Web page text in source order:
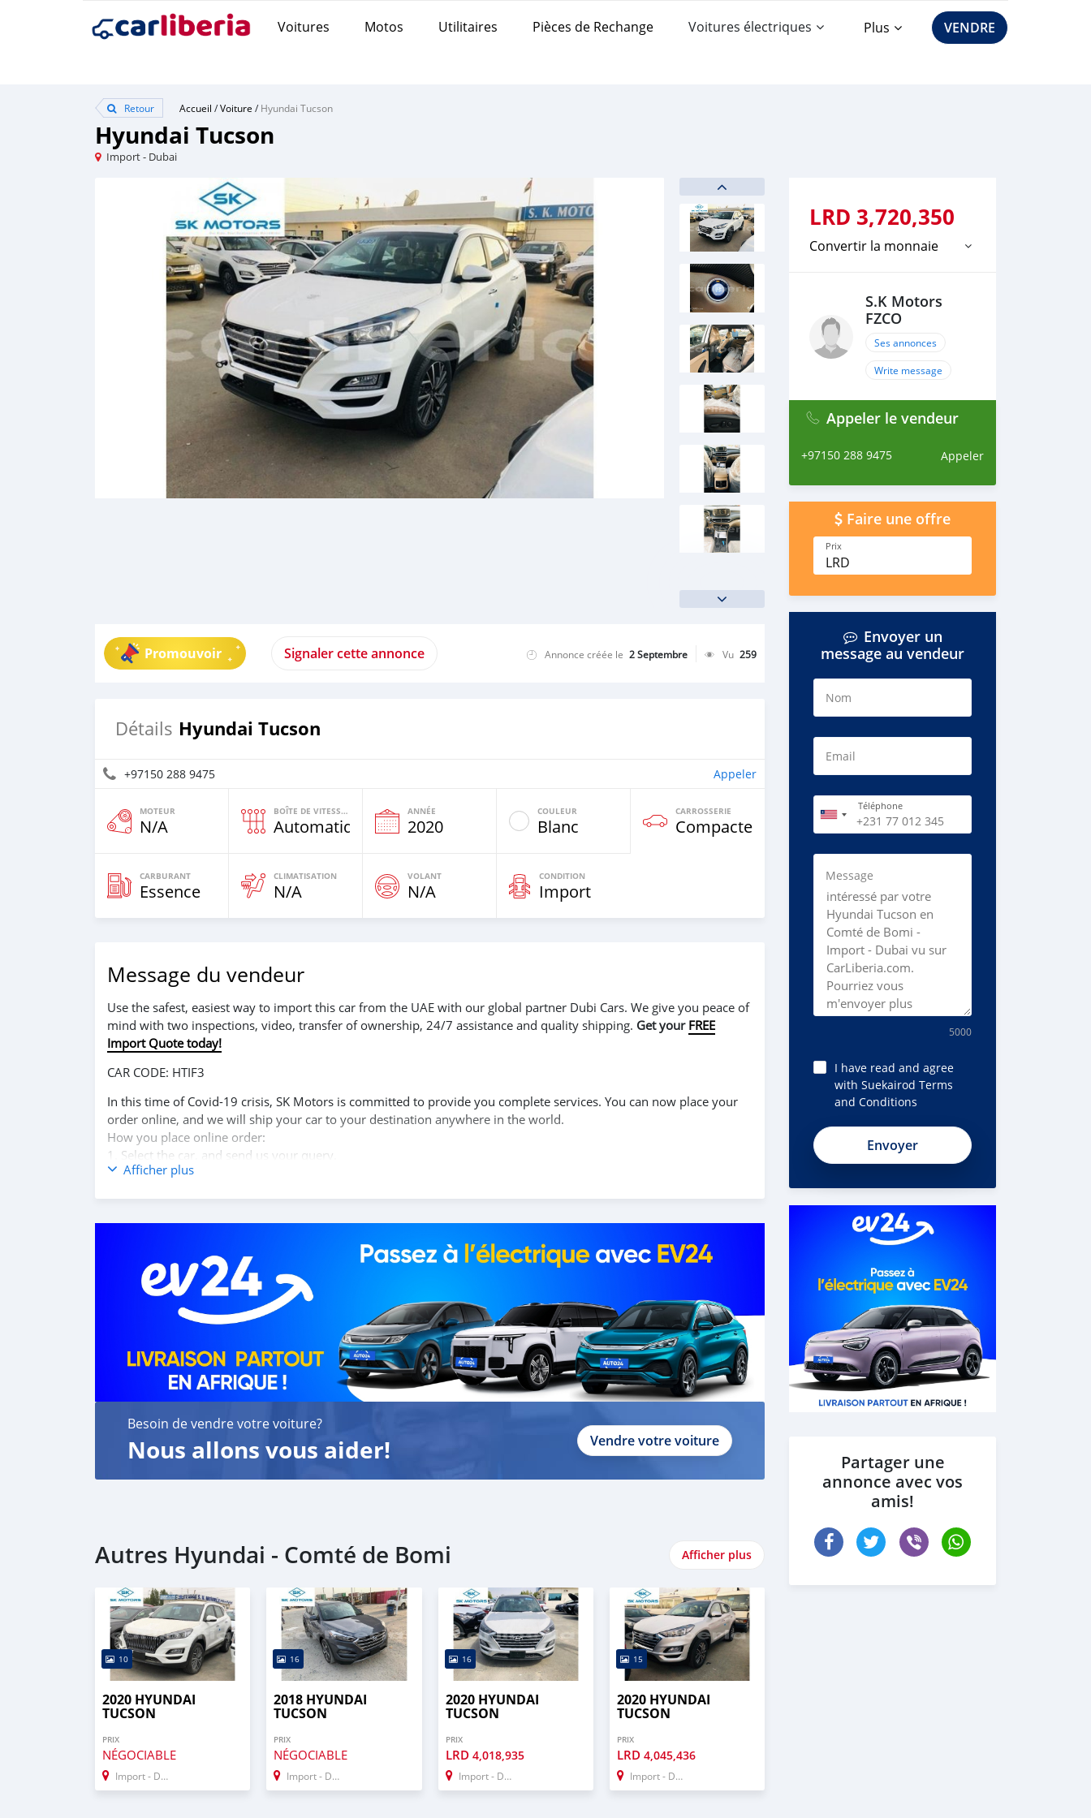
Voitures Motos Utilitaires Pièces de Rechange Voitures électriques Plus VENDRE
Retour Accueil /Voiture /Hyundai Tucson
Hyundai Tucson
Import - Dubai
Promouvoir Signaler cette annonce Annonce créée le 2 Septembre Vu 259
Détails Hyundai Tucson
+97150 288 9475 Appeler
MOTEUR
N/A
BOÎTE DE VITESSES
Automatique
ANNÉE
2020
COULEUR
Blanc
CARROSSERIE
Compacte
CARBURANT
Essence
CLIMATISATION
N/A
VOLANT
N/A
CONDITION
Import
Message du vendeur
Use the safest, easiest way to import this car from the UAE with our global partner Dubi Cars. We give you peace of
mind with two inspections, video, transfer of ownership, 24/7 assistance and quality shipping. Get your FREE
Import Quote today!
CAR CODE: HTIF3
In this time of Covid-19 crisis, SK Motors is committed to provide you complete services. You can now place your
order online, and we will ship your car to your destination anywhere in the world.
How you place online order:
1. Select the car, and send us your query.
2. We will send you detailed pictures, videos of the car, and show you the car on online video call conference.
5. Post loading your car, we send you the BL copy confirmation.
6. Once you receive your car, you confirm us, and we are done with the process.
We are taking these steps to ensure that our clients do not have to Travel. And please note, SK Motors is one of the
leading car exporters in UAE, and we put a high emphasize on our customer satisfaction.
We are always here, to help you, and guide you tow
Afficher plus
Besoin de vendre votre voiture?
Nous allons vous aider! Vendre votre voiture
Autres Hyundai - Comté de Bomi Afficher plus
10
2020 HYUNDAI
TUCSON
PRIX
NÉGOCIABLE
Import - Dubai
16
2018 HYUNDAI
TUCSON
PRIX
NÉGOCIABLE
Import - Dubai
16
2020 HYUNDAI
TUCSON
PRIX
LRD 4,018,935
Import - Dubai
15
2020 HYUNDAI
TUCSON
PRIX
LRD 4,045,436
Import - Dubai
LRD 3,720,350
Convertir la monnaie
S.K Motors
FZCO
Ses annonces
Write message
Appeler le vendeur
+97150 288 9475 Appeler
Faire une offre
Prix
LRD
Envoyer un
message au vendeur
Nom
Email
Téléphone
Message
5000
I have read and agree
with Suekairod Terms
and Conditions
Partager une
annonce avec vos
amis!